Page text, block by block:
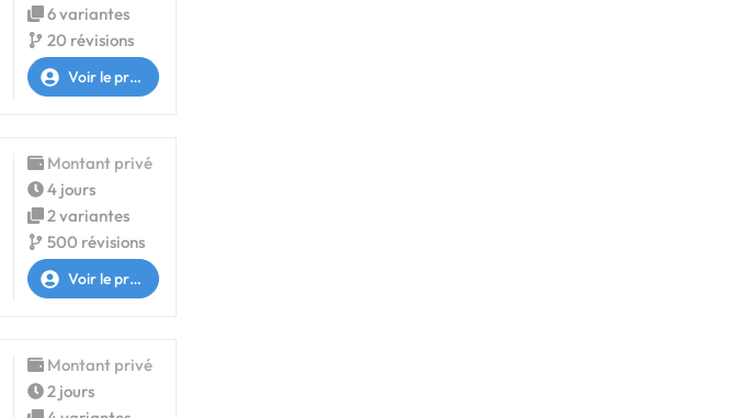
6 variantes
20 révisions
Voir le profil
Montant privé
4 jours
2 variantes
500 révisions
Voir le profil
Montant privé
2 jours